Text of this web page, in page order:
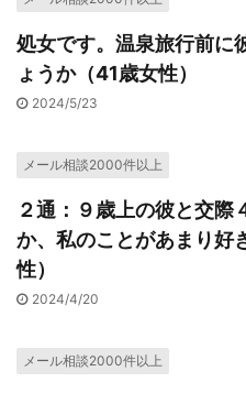
処女です。温泉旅行前に
ょうか（41歳女性）
2024/5/23
メール相談2000件以上
２通：９歳上の彼と交際
か、私のことがあまり好
性）
2024/4/20
メール相談2000件以上